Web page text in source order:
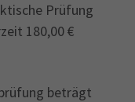
Prüfung
180,00 €
beträgt